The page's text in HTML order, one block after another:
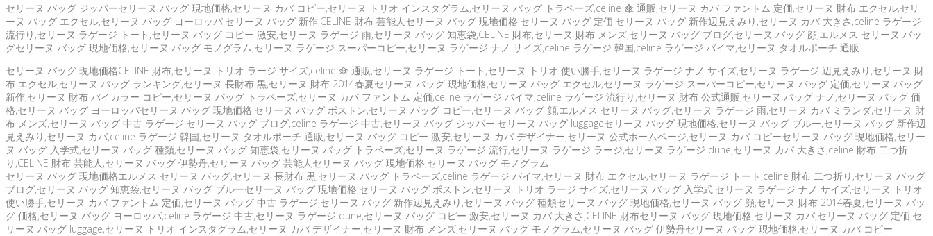
セリーヌ バッグ ジッパーセリーヌ バッグ 現地価格,セリーヌ カバ コピー,セリーヌ トリオ インスタグラム,セリーヌ バッグ トラペーズ,celine 傘 通販,セリーヌ カバ ファントム 定価,セリーヌ 財布 エクセル,セリ
ーヌ バッグ エクセル,セリーヌ バッグ ヨーロッパ,セリーヌ バッグ 新作,CELINE 財布 芸能人セリーヌ バッグ 現地価格,セリーヌ バッグ 定価,セリーヌ バッグ 新作辺見えみり,セリーヌ カバ 大きさ,celine ラゲージ
流行り,セリーヌ ラゲージ トート,セリーヌ バッグ コピー 激安,セリーヌ ラゲージ 雨,セリーヌ バッグ 知恵袋,CELINE 財布,セリーヌ 財布 メンズ,セリーヌ バッグ ブログ,セリーヌ バッグ 顔,エルメス セリーヌ バッ
グセリーヌ バッグ 現地価格,セリーヌ バッグ モノグラム,セリーヌ ラゲージ スーパーコピー,セリーヌ ラゲージ ナノ サイズ,celine ラゲージ 韓国,celine ラゲージ バイマ,セリーヌ タオルポーチ 通販
セリーヌ バッグ 現地価格CELINE 財布,セリーヌ トリオ ラージ サイズ,celine 傘 通販,セリーヌ ラゲージ トート,セリーヌ トリオ 使い勝手,セリーヌ ラゲージ ナノ サイズ,セリーヌ ラゲージ 辺見えみり,セリーヌ 財
布 エクセル,セリーヌ バッグ ランキング,セリーヌ 長財布 黒,セリーヌ 財布 2014春夏セリーヌ バッグ 現地価格,セリーヌ バッグ エクセル,セリーヌ ラゲージ スーパーコピー,セリーヌ バッグ 定価,セリーヌ バッグ
新作,セリーヌ 財布 バイカラー コピー,セリーヌ バッグ トラペーズ,セリーヌ カバ ファントム 定価,celine ラゲージ バイマ,celine ラゲージ 流行り,セリーヌ 財布 公式通販,セリーヌ バッグ ナノ,セリーヌ バッグ 価
格,セリーヌ バッグ ヨーロッパセリーヌ バッグ 現地価格,セリーヌ バッグ ボストン,セリーヌ バッグ コピー,セリーヌ バッグ 顔,エルメス セリーヌ バッグ,セリーヌ ラゲージ 雨,セリーヌ カバ ミランダ,セリーヌ 財
布 メンズ,セリーヌ バッグ 中古 ラゲージ,セリーヌ バッグ ブログ,celine ラゲージ 中古,セリーヌ バッグ ジッパー,セリーヌ バッグ luggageセリーヌ バッグ 現地価格,セリーヌ バッグ ブルー,セリーヌ バッグ 新作辺
見えみり,セリーヌ カバ,celine ラゲージ 韓国,セリーヌ タオルポーチ 通販,セリーヌ バッグ コピー 激安,セリーヌ カバ デザイナー,セリーヌ 公式ホームページ,セリーヌ カバ コピーセリーヌ バッグ 現地価格,セリー
ヌ バッグ 入学式,セリーヌ バッグ 種類,セリーヌ バッグ 知恵袋,セリーヌ バッグ トラペーズ,セリーヌ ラゲージ 流行,セリーヌ ラゲージ ラージ,セリーヌ ラゲージ dune,セリーヌ カバ 大きさ,celine 財布 二つ折
り,CELINE 財布 芸能人,セリーヌ バッグ 伊勢丹,セリーヌ バッグ 芸能人セリーヌ バッグ 現地価格,セリーヌ バッグ モノグラム
セリーヌ バッグ 現地価格エルメス セリーヌ バッグ,セリーヌ 長財布 黒,セリーヌ バッグ トラペーズ,celine ラゲージ バイマ,セリーヌ 財布 エクセル,セリーヌ ラゲージ トート,celine 財布 二つ折り,セリーヌ バッグ
ブログ,セリーヌ バッグ 知恵袋,セリーヌ バッグ ブルーセリーヌ バッグ 現地価格,セリーヌ バッグ ボストン,セリーヌ トリオ ラージ サイズ,セリーヌ バッグ 入学式,セリーヌ ラゲージ ナノ サイズ,セリーヌ トリオ
使い勝手,セリーヌ カバ ファントム 定価,セリーヌ バッグ 中古 ラゲージ,セリーヌ バッグ 新作辺見えみり,セリーヌ バッグ 種類セリーヌ バッグ 現地価格,セリーヌ バッグ 顔,セリーヌ 財布 2014春夏,セリーヌ バッ
グ 価格,セリーヌ バッグ ヨーロッパ,celine ラゲージ 中古,セリーヌ ラゲージ dune,セリーヌ バッグ コピー 激安,セリーヌ カバ 大きさ,CELINE 財布セリーヌ バッグ 現地価格,セリーヌ カバ,セリーヌ バッグ 定価,セ
リーヌ バッグ luggage,セリーヌ トリオ インスタグラム,セリーヌ カバ デザイナー,セリーヌ 財布 メンズ,セリーヌ バッグ モノグラム,セリーヌ バッグ 伊勢丹セリーヌ バッグ 現地価格,セリーヌ カバ コピー